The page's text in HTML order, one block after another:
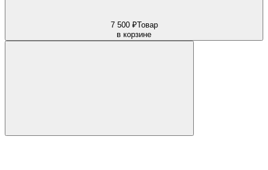
7 500 ₽Товар
в корзине